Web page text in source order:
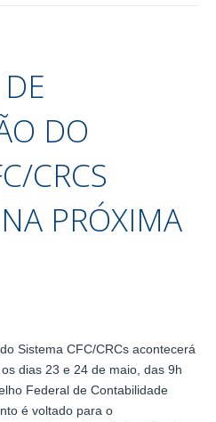
DO
CRCS
PRÓXIMA
Sistema CFC/CRCs acontecerá
dias 23 e 24 de maio, das 9h
Federal de Contabilidade
é voltado para o